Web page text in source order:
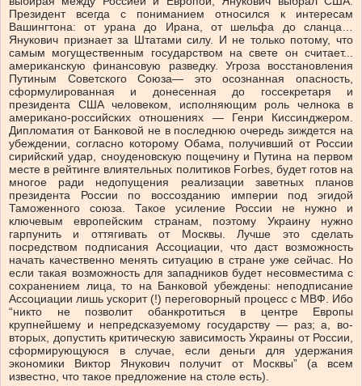
Президент всегда с пониманием относился к интересам
Вашингтона: от урана до Ирана, от шельфа до сланца…
Янукович признает за Штатами силу. И не только потому, что
самым могущественным государством на свете он считает...
американскую финансовую разведку. Угроза восстановления
Путиным Советского Союза— это осознанная опасность,
сформулированная и донесенная до госсекретаря и
президента США человеком, исполняющим роль челнока в
американо-российских отношениях — Генри Киссинджером.
Дипломатия от Банковой не в последнюю очередь зиждется на
убеждении, согласно которому Обама, получивший от России
сирийский удар, сноуденовскую пощечину и Путина на первом
месте в рейтинге влиятельных политиков Forbes, будет готов на
многое ради недопущения реализации заветных планов
президента России по воссозданию империи под эгидой
Таможенного союза. Такое усиление России не нужно и
ключевым европейским странам, поэтому Украину нужно
гарпунить и оттягивать от Москвы. Лучше это сделать
посредством подписания Ассоциации, что даст возможность
начать качественно менять ситуацию в стране уже сейчас. Но
если такая возможность для западников будет несовместима с
сохранением лица, то на Банковой убеждены: неподписание
Ассоциации лишь ускорит (!) переговорный процесс с МВФ. Ибо
“никто не позволит обанкротиться в центре Европы
крупнейшему и непредсказуемому государству — раз; а, во-
вторых, допустить критическую зависимость Украины от России,
сформирующуюся в случае, если деньги для удержания
экономики Виктор Янукович получит от Москвы” (а всем
известно, что такое предложение на столе есть).